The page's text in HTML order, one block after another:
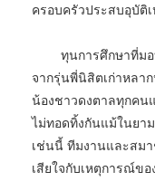
ครอบครัวประสบอุบัติ
ทุนการศึกษาที่มอบ
จากรุ่นพี่นิสิตเก่าหลา
น้องชาวดงตาลทุกคน
ไม่ทอดทิ้งกันแม้ในยา
เช่นนี้ ทีมงานและสม
เสียใจกับเหตุการณ์ข